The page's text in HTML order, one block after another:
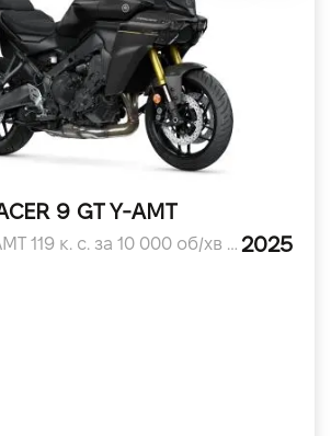
9 GT Y-AMT
Tracer 9 GT Y-AMT 119 к. с. за 10 000 об/хв л.с. 2025